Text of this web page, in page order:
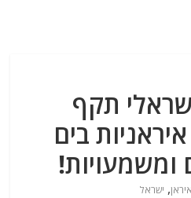
תקף
בים
ומשמעויות!
איראן, ישראל